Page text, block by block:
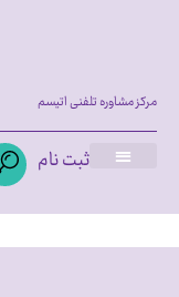
مرکز مشاوره تلفنی اتیسم
ثبت نام